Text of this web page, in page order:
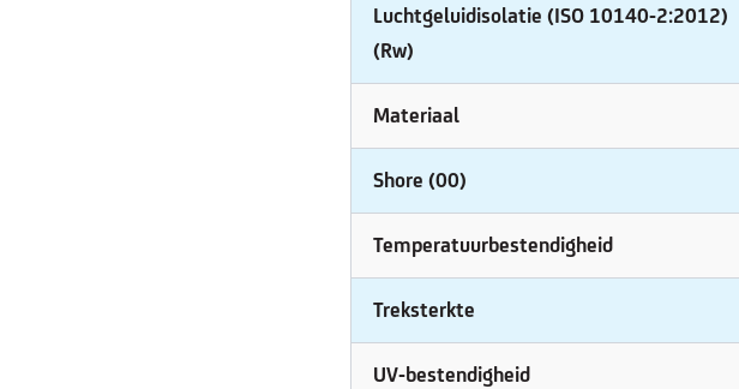
Luchtgeluidisolatie (ISO 10140-2:2012)
(Rw)
Materiaal
Shore (00)
Temperatuurbestendigheid
Treksterkte
UV-bestendigheid